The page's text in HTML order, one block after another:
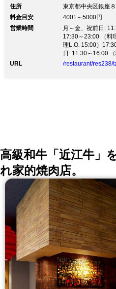
ボナーラ】など美
してお食事をお楽
お客様と接触せず
通常フロア席でも
用いただけます。
して御食事できま
様式」に沿って元
住所
東京都中央区銀座
料金目安
4001～5000円
営業時間
月～金、祝前日:
17:30～23:00 （料
理L.O. 15:00）
日: 11:30～16:00
理L.O. 21:00）
URL /restaurant/res238/
高級和牛「近江牛」
れ家的焼肉店。